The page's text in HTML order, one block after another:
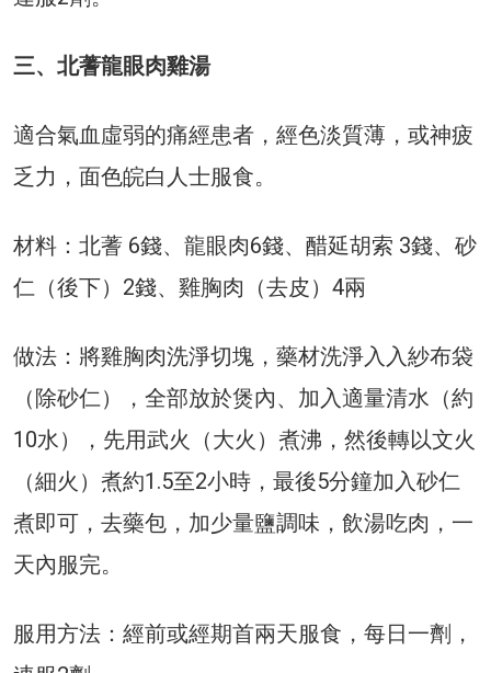
三、北蓍龍眼肉雞湯
適合氣血虛弱的痛經患者，經色淡質薄，或神疲
乏力，面色皖白人士服食。
材料：北蓍 6錢、龍眼肉6錢、醋延胡索 3錢、砂
仁（後下）2錢、雞胸肉（去皮）4兩
做法：將雞胸肉洗淨切塊，藥材洗淨入入紗布袋
（除砂仁），全部放於煲內、加入適量清水（約
10水），先用武火（大火）煮沸，然後轉以文火
（細火）煮約1.5至2小時，最後5分鐘加入砂仁
煮即可，去藥包，加少量鹽調味，飲湯吃肉，一
天內服完。
服用方法：經前或經期首兩天服食，每日一劑，